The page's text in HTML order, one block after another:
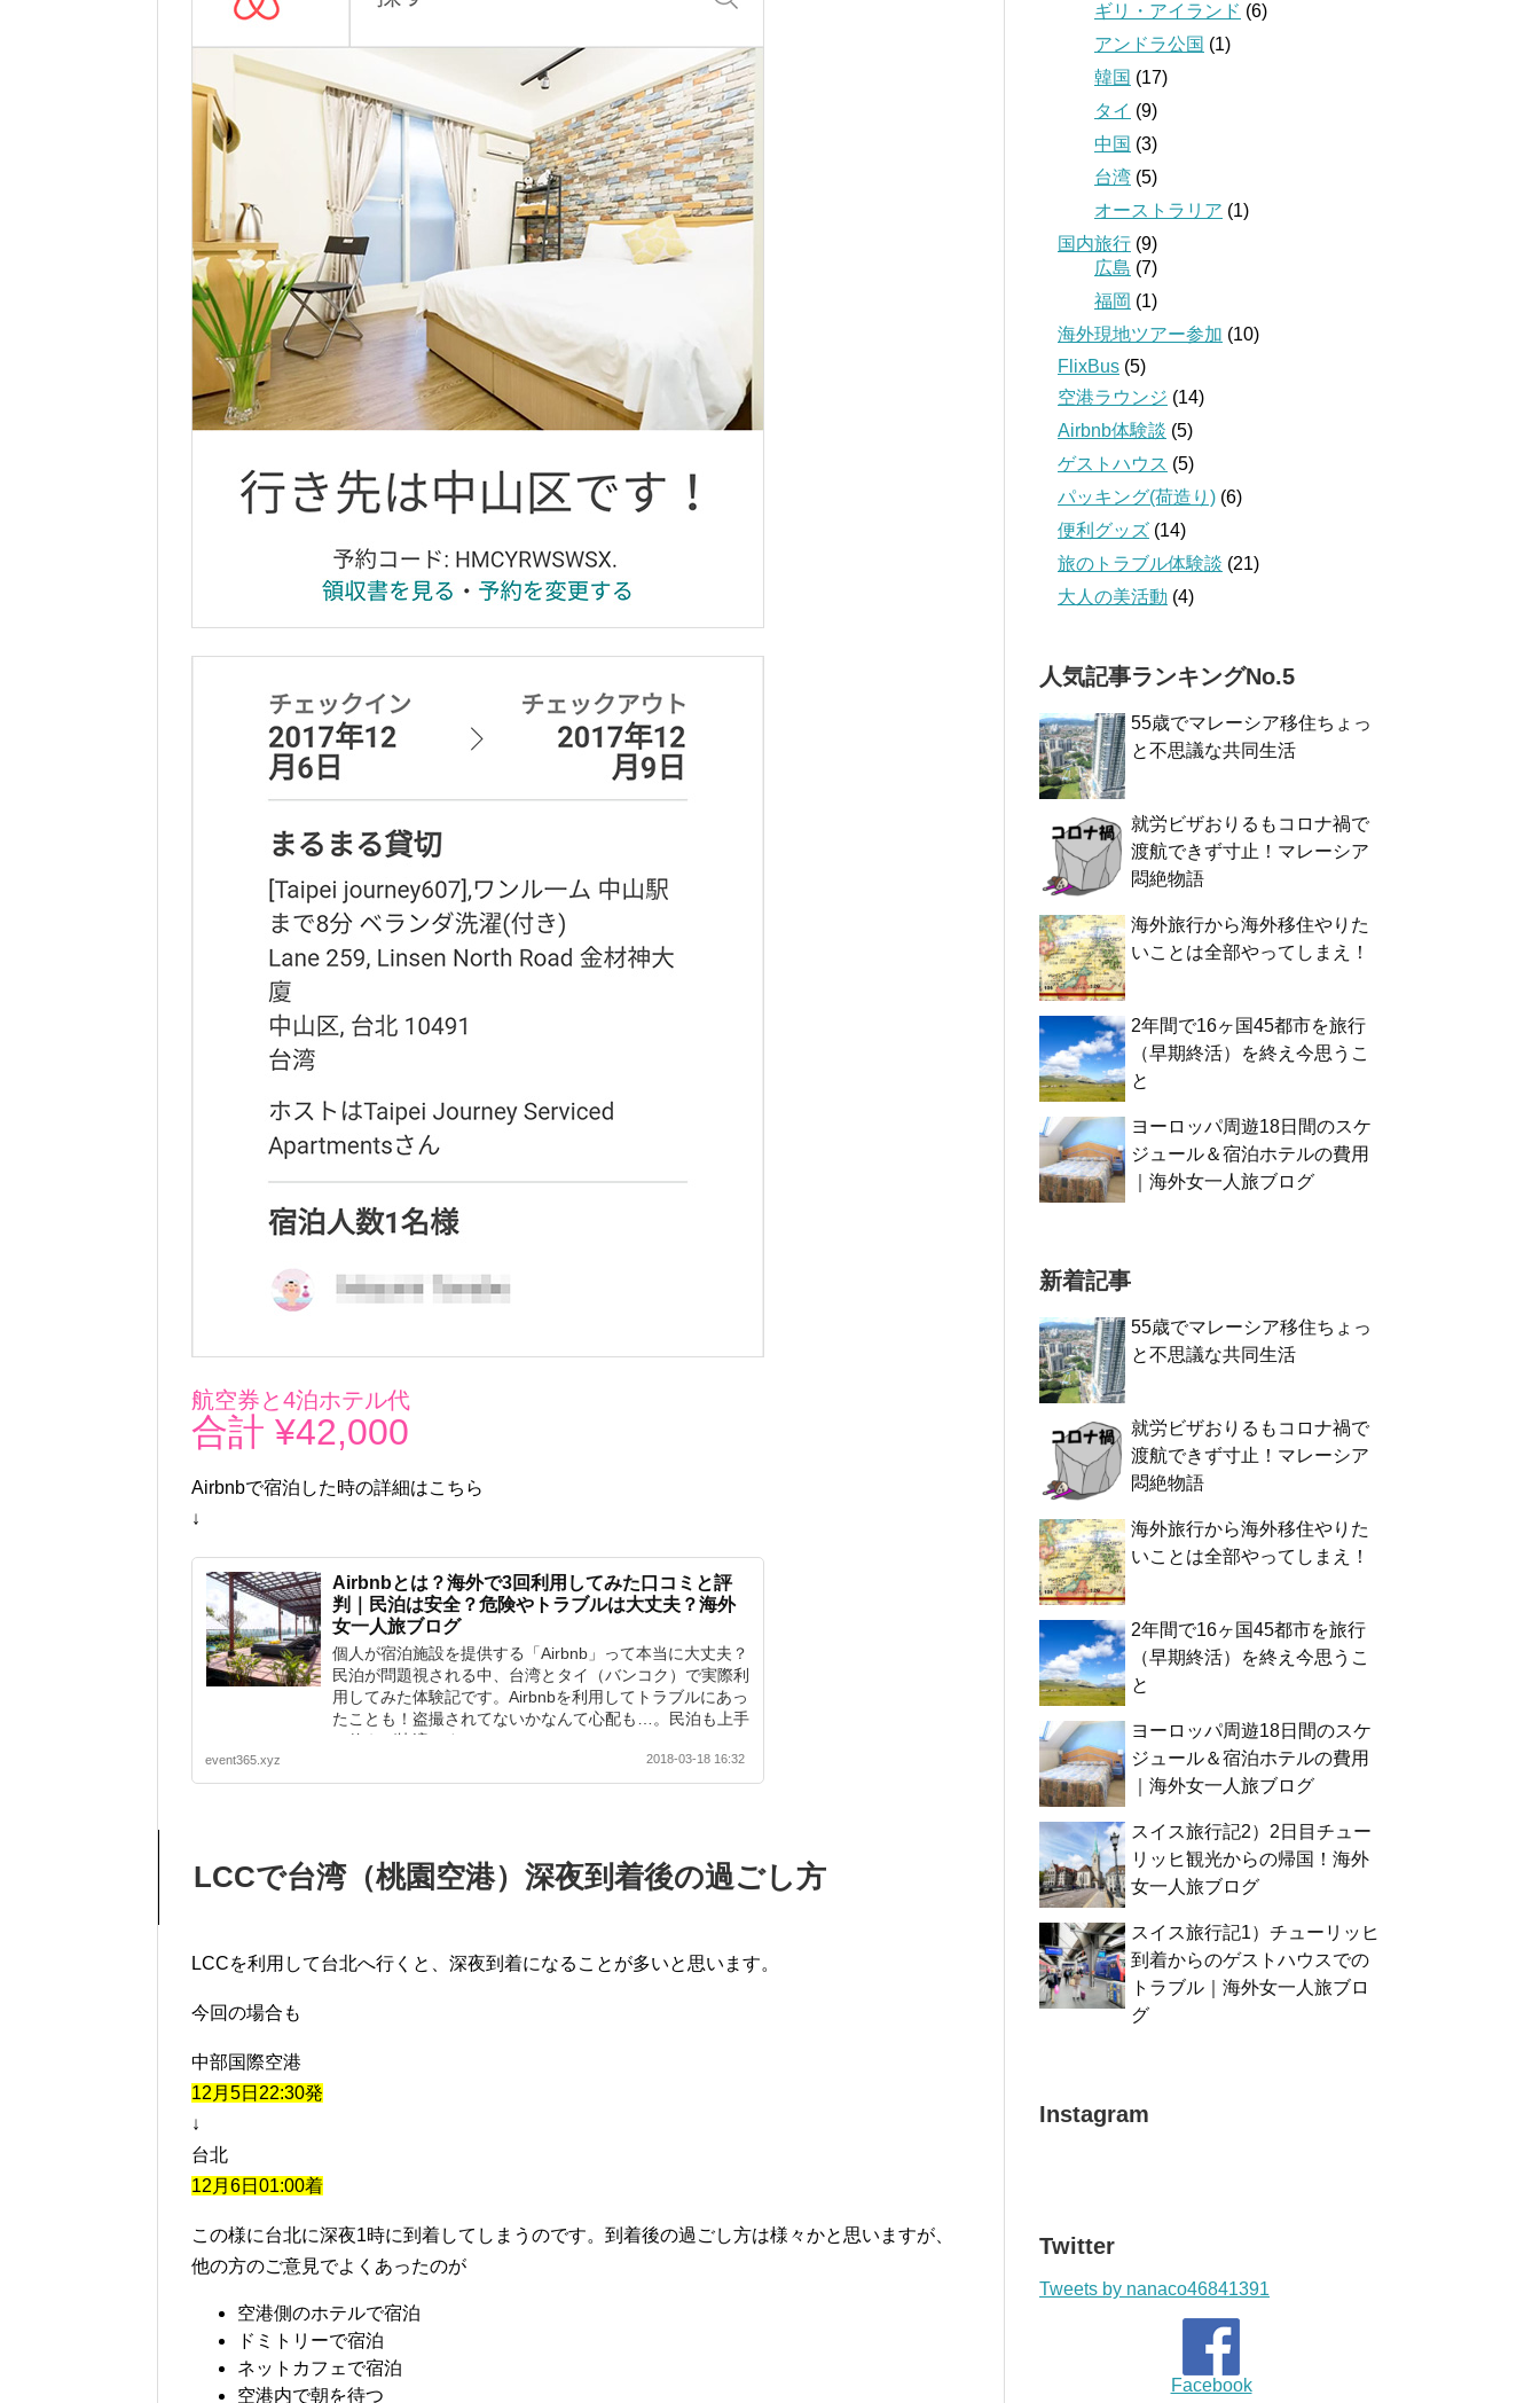
航空券と4泊ホテル代
合計 ¥42,000
Airbnbで宿泊した時の詳細はこちら
↓
Airbnbとは？海外で3回利用してみた口コミと評
判｜民泊は安全？危険やトラブルは大丈夫？海外
女一人旅ブログ
個人が宿泊施設を提供する「Airbnb」って本当に大丈夫？
民泊が問題視される中、台湾とタイ（バンコク）で実際利
用してみた体験記です。Airbnbを利用してトラブルにあっ
たことも！盗撮されてないかなんて心配も…。民泊も上手
に使えば快適です！
event365.xyz 2018-03-18 16:32
LCCで台湾（桃園空港）深夜到着後の過ごし方
LCCを利用して台北へ行くと、深夜到着になることが多いと思います。
今回の場合も
中部国際空港
12月5日22:30発
↓
台北
12月6日01:00着
この様に台北に深夜1時に到着してしまうのです。到着後の過ごし方は様々かと思いますが、
他の方のご意見でよくあったのが
空港側のホテルで宿泊
ドミトリーで宿泊
ネットカフェで宿泊
空港内で朝を待つ
ギリ・アイランド (6)
アンドラ公国 (1)
韓国 (17)
タイ (9)
中国 (3)
台湾 (5)
オーストラリア (1)
国内旅行 (9)
広島 (7)
福岡 (1)
海外現地ツアー参加 (10)
FlixBus (5)
空港ラウンジ (14)
Airbnb体験談 (5)
ゲストハウス (5)
パッキング(荷造り) (6)
便利グッズ (14)
旅のトラブル体験談 (21)
大人の美活動 (4)
人気記事ランキングNo.5
55歳でマレーシア移住ちょっ
と不思議な共同生活
就労ビザおりるもコロナ禍で
渡航できず寸止！マレーシア
悶絶物語
海外旅行から海外移住やりた
いことは全部やってしまえ！
2年間で16ヶ国45都市を旅行
（早期終活）を終え今思うこ
と
ヨーロッパ周遊18日間のスケ
ジュール＆宿泊ホテルの費用
｜海外女一人旅ブログ
新着記事
55歳でマレーシア移住ちょっ
と不思議な共同生活
就労ビザおりるもコロナ禍で
渡航できず寸止！マレーシア
悶絶物語
海外旅行から海外移住やりた
いことは全部やってしまえ！
2年間で16ヶ国45都市を旅行
（早期終活）を終え今思うこ
と
ヨーロッパ周遊18日間のスケ
ジュール＆宿泊ホテルの費用
｜海外女一人旅ブログ
スイス旅行記2）2日目チュー
リッヒ観光からの帰国！海外
女一人旅ブログ
スイス旅行記1）チューリッヒ
到着からのゲストハウスでの
トラブル｜海外女一人旅ブロ
グ
Instagram
Twitter
Tweets by nanaco46841391
Facebook